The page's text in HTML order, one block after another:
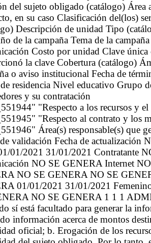
del sujeto obligado (catálogo) Área
en su caso Clasificación del(los)
Descripción de unidad Tipo
de la campaña Tema de la
Costo por unidad Clave
la clave Cobertura (catálogo)
o aviso institucional Fecha de
residencia Nivel educativo Grupo
y su contratación
"Respecto a los recursos y el
"Respecto al contrato y los
Área(s) responsable(s) que
validación Fecha de actualización
01/2021 31/01/2021 Contratante
NO SE GENERA Internet
NO SE GENERA NO SE
01/01/2021 31/01/2021
NO SE GENERA 1 1 1
sí está facultado para generar la
información acerca de montos
oficial; b. Erogación de los